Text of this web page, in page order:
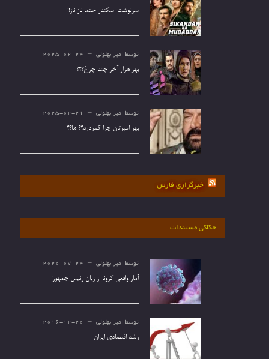
سرنوشت اسکندر حتما ناز ناز!!!
توسط امیر بهلولی 2025-02-24
بهر هزار آخر چند چراغ؟؟؟
توسط امیر بهلولی 2025-02-21
بهر امیرتان چرا کمردرد؟؟ ها؟؟
خبرگزاری فارس
حکاکی مستندات
توسط امیر بهلولی 2020-07-24
آمار واقعی کرونا از زبان رئیس جمهور!
توسط امیر بهلولی 2016-12-20
رشد اقتصادی ایران